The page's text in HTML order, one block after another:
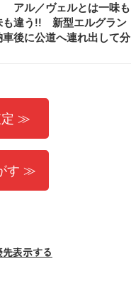
アル／ヴェルとは一味も
も違う!! 新型エルグラン
車後に公道へ連れ出して分
定 ≫
す ≫
表示する